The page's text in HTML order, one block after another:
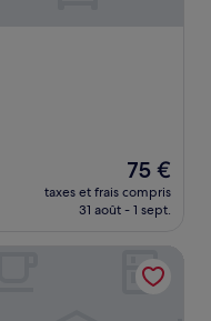
Le
nouveau
prix
de
75 €
75 €
taxes et frais compris
31 août - 1 sept.